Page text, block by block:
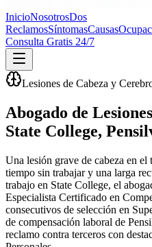
InicioNosotrosDos
ReclamosSíntomasCausas
Consulta Gratis 24/7
Lesiones de Cabeza y
Abogado de
State College,
Una lesión grave de cabeza en
tiempo sin trabajar y una larga
trabajo en State College, el
Especialista Certificado en
consecutivos de selección en
de compensación laboral de
reclamo contra terceros con